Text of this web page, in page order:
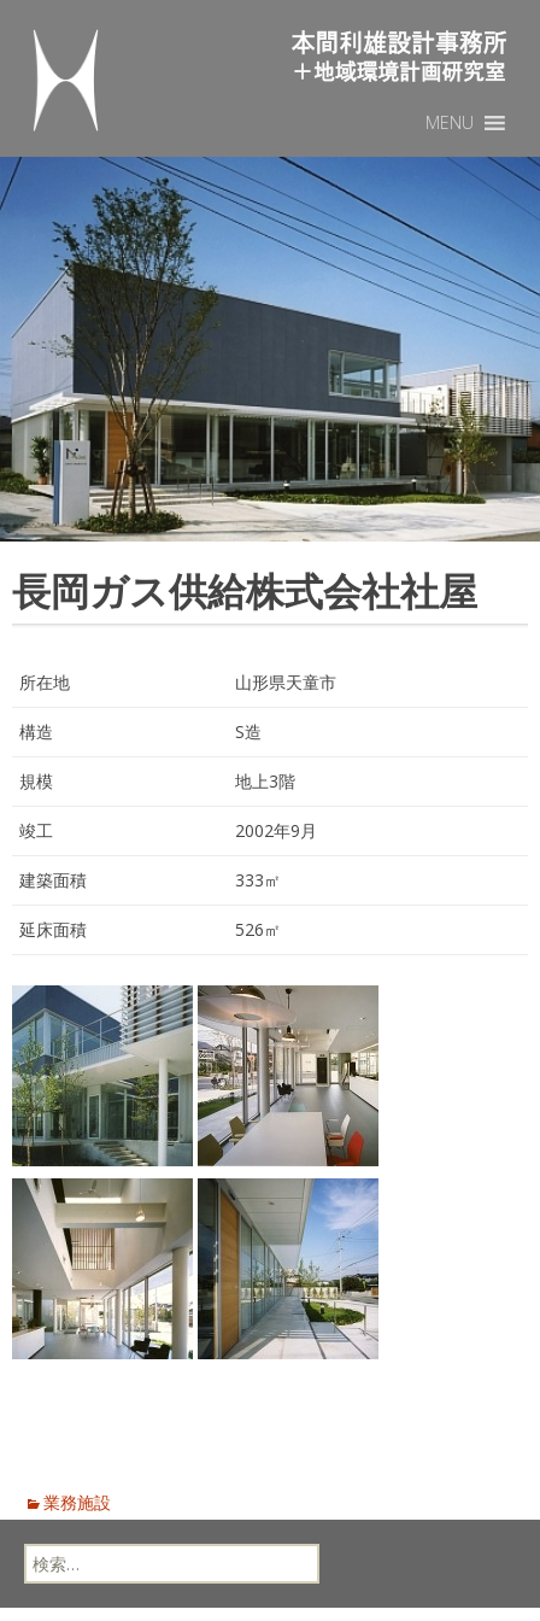
to
MENU
長岡ガス供給株式会社社屋
所在地 山形県天童市
構造 S造
規模 地上3階
竣工 2002年9月
建築面積 333㎡
延床面積 526㎡
業務施設
検